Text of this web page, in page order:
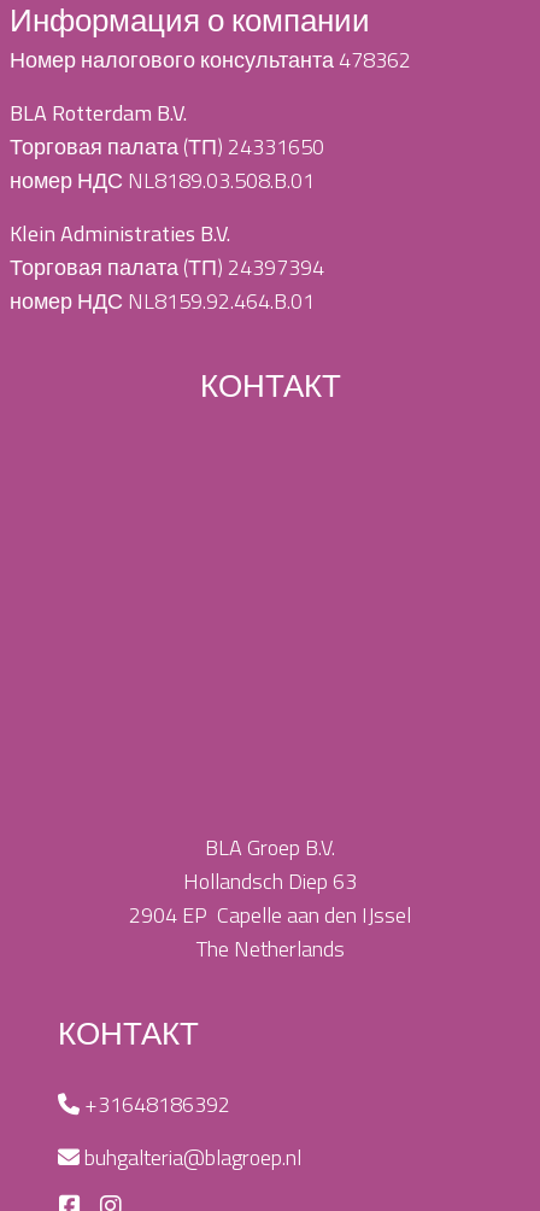
Информация о компании
Номер налогового консультанта 478362
BLA Rotterdam B.V.
Торговая палата (ТП) 24331650
номер НДС NL8189.03.508.B.01
Klein Administraties B.V.
Торговая палата (ТП) 24397394
номер НДС NL8159.92.464.B.01
КОНТАКТ
BLA Groep B.V.
Hollandsch Diep 63
2904 EP Capelle aan den IJssel
The Netherlands
КОНТАКТ
+31648186392
buhgalteria@blagroep.nl